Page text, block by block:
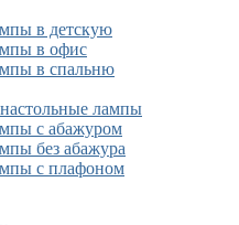
в детскую
в офис
в спальню
лампы
с абажуром
без абажура
с плафоном